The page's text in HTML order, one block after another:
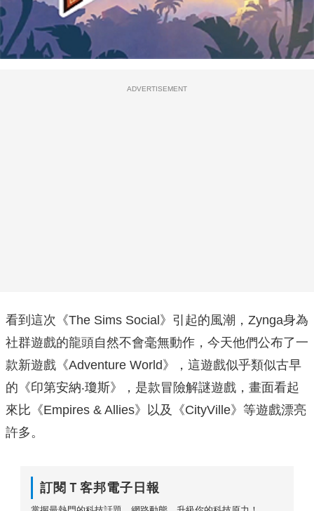
ADVERTISEMENT
看到這次《The Sims Social》引起的風潮，Zynga身為
社群遊戲的龍頭自然不會毫無動作，今天他們公布了一
款新遊戲《Adventure World》，這遊戲似乎類似古早
的《印第安納‧瓊斯》，是款冒險解謎遊戲，畫面看起
來比《Empires & Allies》以及《CityVille》等遊戲漂亮
許多。
訂閱Ｔ客邦電子日報